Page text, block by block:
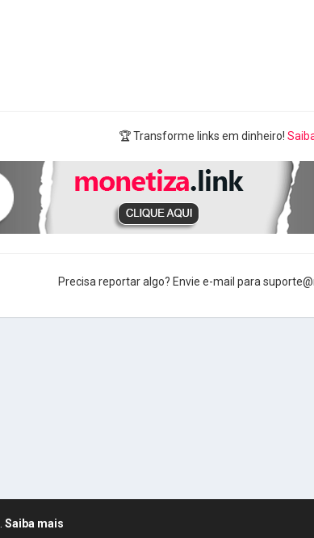
🏆 Transforme links em dinheiro!
Precisa reportar algo? Envie e-mail para
Saiba mais